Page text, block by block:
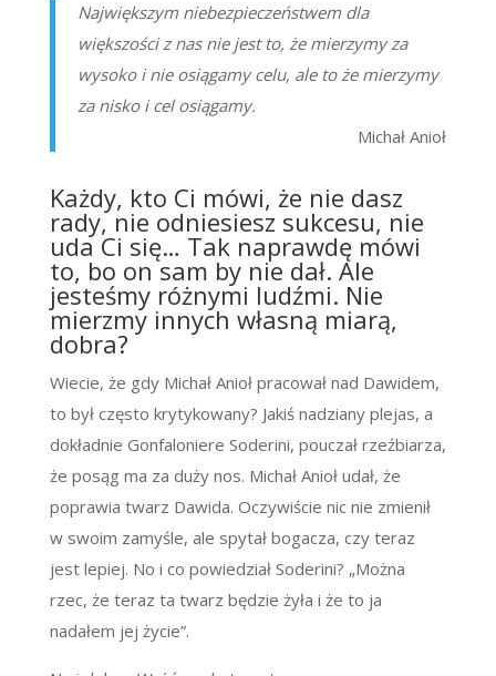
Największym niebezpieczeństwem dla
większości z nas nie jest to, że mierzymy za
wysoko i nie osiągamy celu, ale to że mierzymy
za nisko i cel osiągamy.
Michał Anioł
Każdy, kto Ci mówi, że nie dasz
rady, nie odniesiesz sukcesu, nie
uda Ci się… Tak naprawdę mówi
to, bo on sam by nie dał. Ale
jesteśmy różnymi ludźmi. Nie
mierzmy innych własną miarą,
dobra?
Wiecie, że gdy Michał Anioł pracował nad Dawidem,
to był często krytykowany? Jakiś nadziany plejas, a
dokładnie Gonfaloniere Soderini, pouczał rzeźbiarza,
że posąg ma za duży nos. Michał Anioł udał, że
poprawia twarz Dawida. Oczywiście nic nie zmienił
w swoim zamyśle, ale spytał bogacza, czy teraz
jest lepiej. No i co powiedział Soderini? „Można
rzec, że teraz ta twarz będzie żyła i że to ja
nadałem jej życie”.